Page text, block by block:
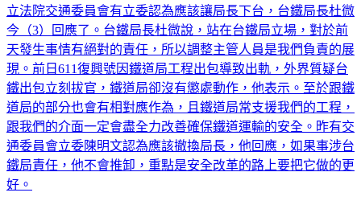
立法院交通委員會有立委認為應該讓局長下台，台鐵局長杜微
今（3）回應了。台鐵局長杜微說，站在台鐵局立場，對於前
天發生事情有絕對的責任，所以調整主管人員是我們負責的展
現。前日611復興號因鐵道局工程出包導致出軌，外界質疑台
鐵出包立刻拔官，鐵道局卻沒有懲處動作，他表示。至於跟鐵
道局的部分也會有相對應作為，且鐵道局常支援我們的工程，
跟我們的介面一定會盡全力改善確保鐵道運輸的安全。昨有交
通委員會立委陳明文認為應該撤換局長，他回應，如果事涉台
鐵局責任，他不會推卸，重點是安全改革的路上要把它做的更
好。